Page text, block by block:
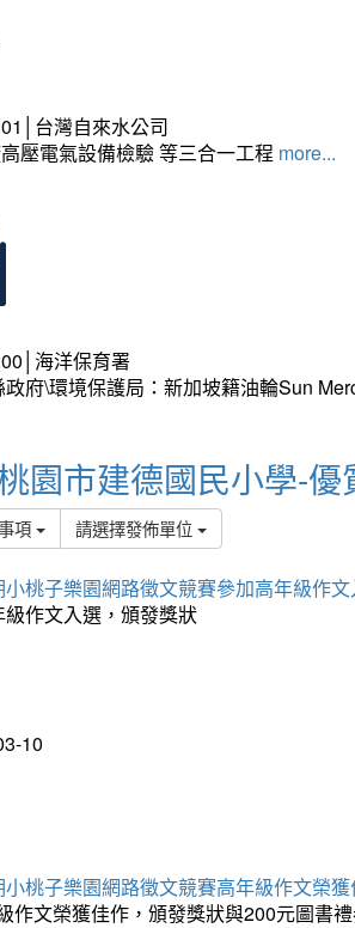
台灣自來水公司
壓電氣設備檢驗 等三合一工程 more...
海洋保育署
府\環境保護局：新加坡籍油輪Sun
園市建德國民小學-優
項 請選擇發佈單位
桃子樂園網路徵文競賽參加高年級作
作文入選，頒發獎狀
10
桃子樂園網路徵文競賽高年級作文榮
作文榮獲佳作，頒發獎狀與200元圖書